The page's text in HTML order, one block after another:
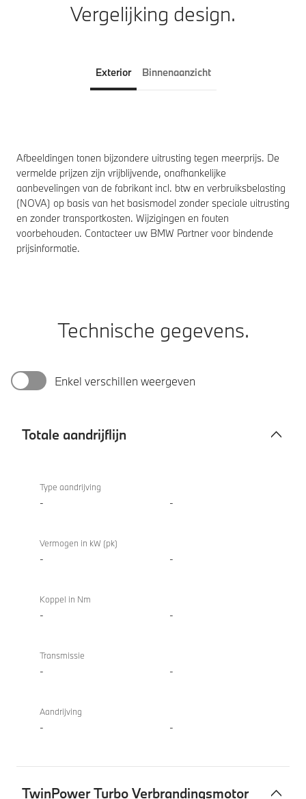
Vergelijking design.
Exterior Binnenaanzicht
Afbeeldingen tonen bijzondere uitrusting tegen meerprijs. De
vermelde prijzen zijn vrijblijvende, onafhankelijke
aanbevelingen van de fabrikant incl. btw en verbruiksbelasting
(NOVA) op basis van het basismodel zonder speciale uitrusting
en zonder transportkosten. Wijzigingen en fouten
voorbehouden. Contacteer uw BMW Partner voor bindende
prijsinformatie.
Technische gegevens.
Enkel verschillen weergeven
Totale aandrijflijn
aandrijflijn
xDrive
Coupé
Type aandrijving
- -
Vermogen in kW (pk)
- -
Koppel in Nm
- -
Transmissie
- -
Aandrijving
- -
TwinPower Turbo Verbrandingsmotor